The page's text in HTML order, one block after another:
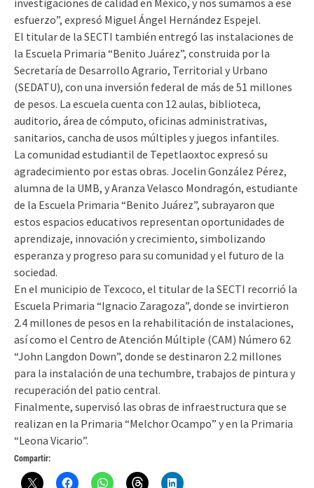
investigaciones de calidad en México, y nos sumamos a ese
esfuerzo”, expresó Miguel Ángel Hernández Espejel.
El titular de la SECTI también entregó las instalaciones de
la Escuela Primaria “Benito Juárez”, construida por la
Secretaría de Desarrollo Agrario, Territorial y Urbano
(SEDATU), con una inversión federal de más de 51 millones
de pesos. La escuela cuenta con 12 aulas, biblioteca,
auditorio, área de cómputo, oficinas administrativas,
sanitarios, cancha de usos múltiples y juegos infantiles.
La comunidad estudiantil de Tepetlaoxtoc expresó su
agradecimiento por estas obras. Jocelin González Pérez,
alumna de la UMB, y Aranza Velasco Mondragón, estudiante
de la Escuela Primaria “Benito Juárez”, subrayaron que
estos espacios educativos representan oportunidades de
aprendizaje, innovación y crecimiento, simbolizando
esperanza y progreso para su comunidad y el futuro de la
sociedad.
En el municipio de Texcoco, el titular de la SECTI recorrió la
Escuela Primaria “Ignacio Zaragoza”, donde se invirtieron
2.4 millones de pesos en la rehabilitación de instalaciones,
así como el Centro de Atención Múltiple (CAM) Número 62
“John Langdon Down”, donde se destinaron 2.2 millones
para la instalación de una techumbre, trabajos de pintura y
recuperación del patio central.
Finalmente, supervisó las obras de infraestructura que se
realizan en la Primaria “Melchor Ocampo” y en la Primaria
“Leona Vicario”.
Compartir: